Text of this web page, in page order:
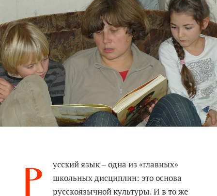
усский язык – одна из «главных»
школьных дисциплин: это основа
русскоязычной культуры. И в то же